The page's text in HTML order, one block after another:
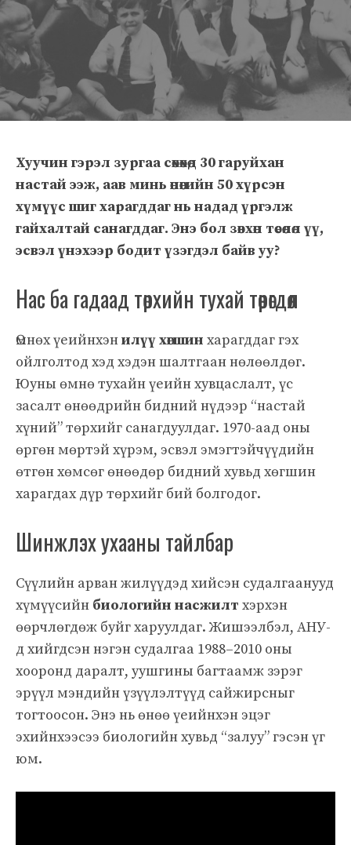
Хуучин гэрэл зургаа сөхөхөд 30 гаруйхан
настай ээж, аав минь өнөөгийн 50 хүрсэн
хүмүүс шиг харагддаг нь надад үргэлж
гайхалтай санагддаг. Энэ бол зөвхөн төсөөлөл үү,
эсвэл үнэхээр бодит үзэгдэл байв уу?
Нас ба гадаад төрхийн тухай төөрөгдөл
Өмнөх үеийнхэнилүү хөгшин харагддаг гэх
ойлголтод хэд хэдэн шалтгаан нөлөөлдөг.
Юуны өмнө тухайн үеийн хувцаслалт, үс
засалт өнөөдрийн бидний нүдээр “настай
хүний” төрхийг санагдуулдаг. 1970-аад оны
өргөн мөртэй хүрэм, эсвэл эмэгтэйчүүдийн
өтгөн хөмсөг өнөөдөр бидний хувьд хөгшин
харагдах дүр төрхийг бий болгодог.
Шинжлэх ухааны тайлбар
Сүүлийн арван жилүүдэд хийсэн судалгаанууд
хүмүүсийн биологийн насжилт хэрхэн
өөрчлөгдөж буйг харуулдаг. Жишээлбэл, АНУ-
д хийгдсэн нэгэн судалгаа 1988–2010 оны
хооронд даралт, уушгины багтаамж зэрэг
эрүүл мэндийн үзүүлэлтүүд сайжирсныг
тогтоосон. Энэ нь өнөө үеийнхэн эцэг
эхийнхээсээ биологийн хувьд “залуу” гэсэн үг
юм.